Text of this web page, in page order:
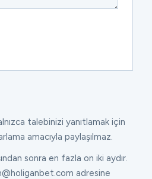
talebinizi yanıtlamak için
amacıyla paylaşılmaz.
sonra en fazla on iki aydır.
adresine